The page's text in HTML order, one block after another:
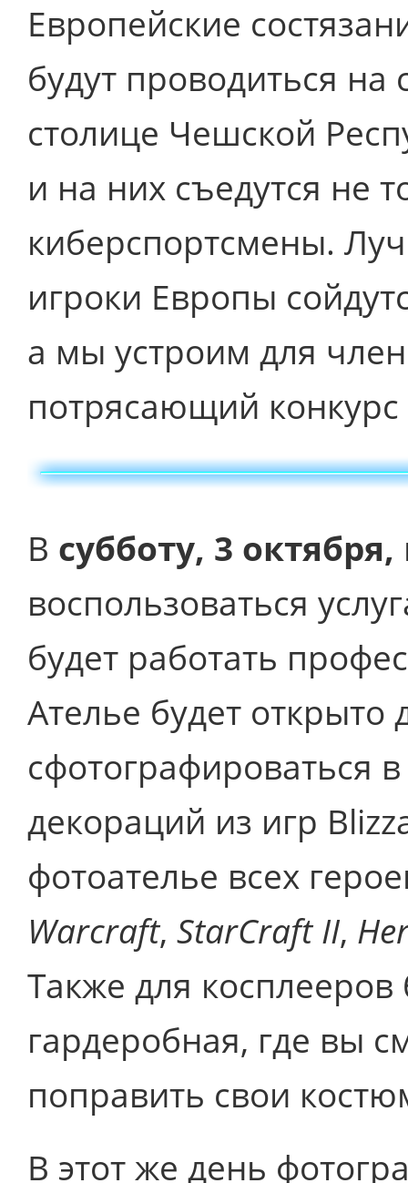
Европейские
будут проводиться на
столице Чешской
и на них съедутся не
киберспортсмены.
игроки Европы
а мы устроим для
потрясающий конкурс
В субботу, 3 октября,
воспользоваться
будет работать
Ателье будет
сфотографироваться
декораций из игр
фотоателье всех
Warcraft, StarCraft II,
Также для косплееров
гардеробная, где вы
поправить свои
В этот же день